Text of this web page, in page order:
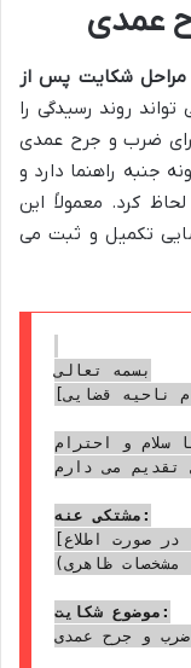
عمدی
مراحل شکایت پس از
روند رسیدگی را
ضرب و جرح عمدی
جنبه راهنما دارد و
کرد. معمولاً این
تکمیل و ثبت می
بسمه تعالی
ناحیه قضایی]
سلام و احترام،
می دارم:
مشتکی عنه:
(در صورت عدم اطلاع از مشخصات کامل، ذکر مشخصات ظاهری یا هر اطلاعات دیگری که به شناسایی کمک می کند: فرد/افراد ناشناس با مشخصات ظاهری ...)
موضوع شکایت:
ضرب و جرح عمدی